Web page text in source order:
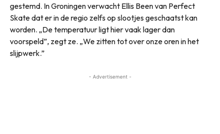
gestemd. In Groningen verwacht Ellis Been van Perfect
Skate dat er in de regio zelfs op slootjes geschaatst kan
worden. „De temperatuur ligt hier vaak lager dan
voorspeld”, zegt ze. „We zitten tot over onze oren in het
slijpwerk.”
- Advertisement -